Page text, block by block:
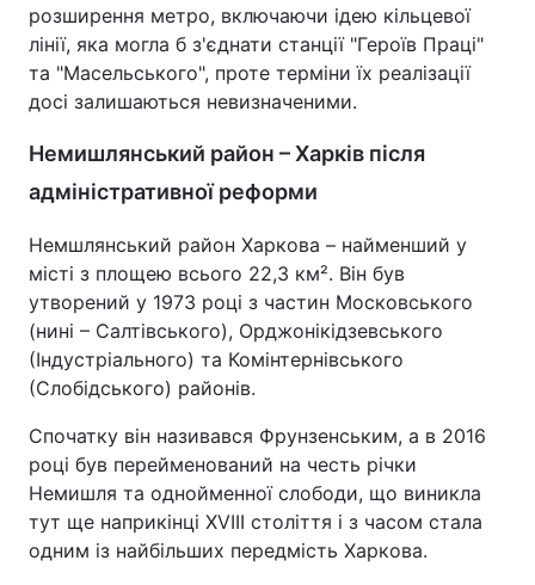
розширення метро, включаючи ідею кільцевої
лінії, яка могла б з'єднати станції "Героїв Праці"
та "Масельського", проте терміни їх реалізації
досі залишаються невизначеними.
Немишлянський район – Харків після
адміністративної реформи
Немшлянський район Харкова – найменший у
місті з площею всього 22,3 км². Він був
утворений у 1973 році з частин Московського
(нині – Салтівського), Орджонікідзевського
(Індустріального) та Комінтернівського
(Слобідського) районів.
Спочатку він називався Фрунзенським, а в 2016
році був перейменований на честь річки
Немишля та однойменної слободи, що виникла
тут ще наприкінці XVIII століття і з часом стала
одним із найбільших передмість Харкова.